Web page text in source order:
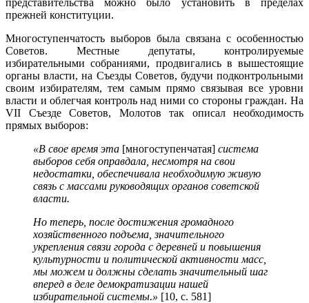
прежней конституции.
Многоступенчатость выборов была связана с особенностью
Советов. Местные депутаты, контролируемые
избирательными собраниями, продвигались в вышестоящие
органы власти, на Съезды Советов, будучи подконтрольными
своим избирателям, тем самым прямо связывая все уровни
власти и облегчая контроль над ними со стороны граждан. На
VII Съезде Советов, Молотов так описал необходимость
прямых выборов:
«В свое время эта [многоступенчатая] система
выборов себя оправдала, несмотря на свои
недостатки, обеспечивала необходимую живую
связь с массами руководящих органов советской
власти.
Но теперь, после достижения громадного
хозяйственного подъема, значительного
укрепления связи города с деревней и повышения
культурности и политической активности масс,
мы можем и должны сделать значительный шаг
вперед в деле демократизации нашей
избирательной системы.» [10, с. 581]